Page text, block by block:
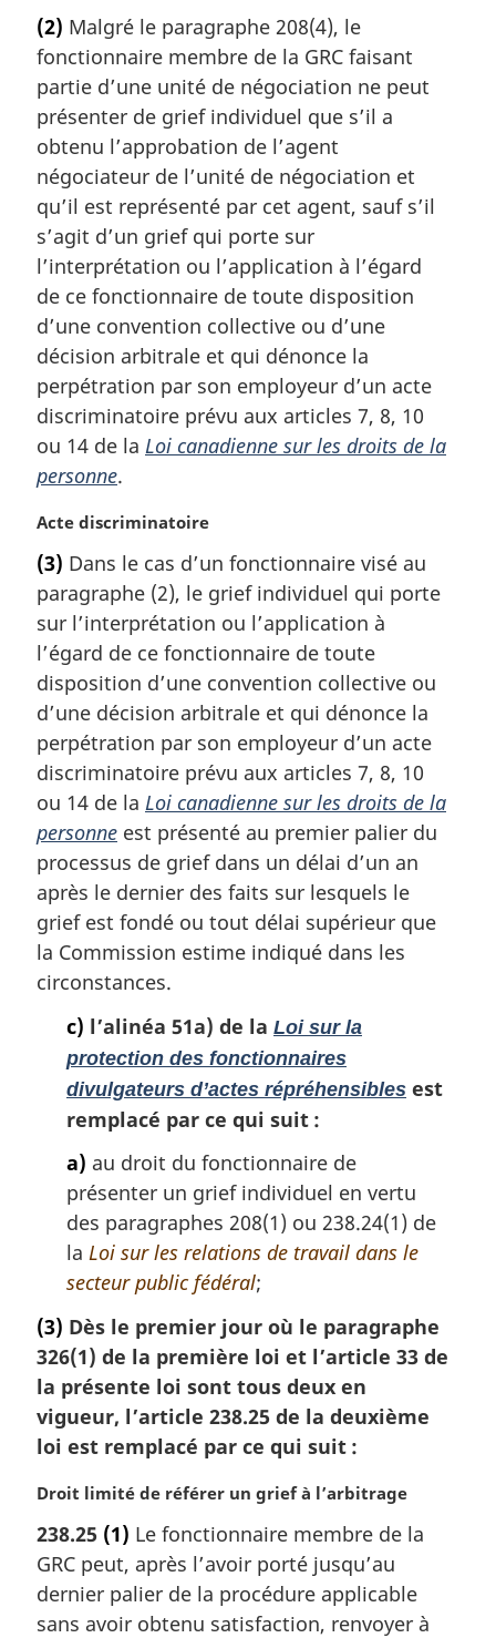
t
e
m
a
r
g
i
n
a
l
e
:
(2) Malgré le paragraphe 208(4), le
fonctionnaire membre de la GRC faisant
partie d’une unité de négociation ne peut
présenter de grief individuel que s’il a
obtenu l’approbation de l’agent
négociateur de l’unité de négociation et
qu’il est représenté par cet agent, sauf s’il
s’agit d’un grief qui porte sur
l’interprétation ou l’application à l’égard
de ce fonctionnaire de toute disposition
d’une convention collective ou d’une
décision arbitrale et qui dénonce la
perpétration par son employeur d’un acte
discriminatoire prévu aux articles 7, 8, 10
ou 14 de la Loi canadienne sur les droits de la
personne.
N
t
e
m
a
g
i
n
a
e
:
Acte discriminatoire
(3) Dans le cas d’un fonctionnaire visé au
paragraphe (2), le grief individuel qui porte
sur l’interprétation ou l’application à
l’égard de ce fonctionnaire de toute
disposition d’une convention collective ou
d’une décision arbitrale et qui dénonce la
perpétration par son employeur d’un acte
discriminatoire prévu aux articles 7, 8, 10
ou 14 de la Loi canadienne sur les droits de la
personne est présenté au premier palier du
processus de grief dans un délai d’un an
après le dernier des faits sur lesquels le
grief est fondé ou tout délai supérieur que
la Commission estime indiqué dans les
circonstances.
c) l’alinéa 51a) de la Loi sur la
protection des fonctionnaires
divulgateurs d’actes répréhensibles est
remplacé par ce qui suit :
a) au droit du fonctionnaire de
présenter un grief individuel en vertu
des paragraphes 208(1) ou 238.24(1) de
la Loi sur les relations de travail dans le
secteur public fédéral;
(3) Dès le premier jour où le paragraphe
326(1) de la première loi et l’article 33 de
la présente loi sont tous deux en
vigueur, l’article 238.25 de la deuxième
loi est remplacé par ce qui suit :
N
t
e
m
a
Droit limité de référer un grief à l’arbitrage
238.25 (1) Le fonctionnaire membre de la
GRC peut, après l’avoir porté jusqu’au
dernier palier de la procédure applicable
sans avoir obtenu satisfaction, renvoyer à